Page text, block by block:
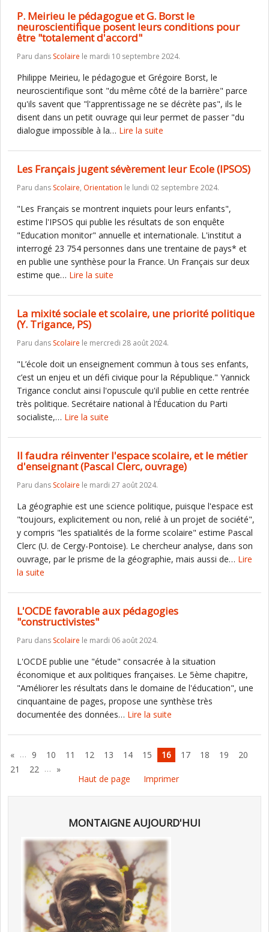
P. Meirieu le pédagogue et G. Borst le
neuroscientifique posent leurs conditions pour
être "totalement d'accord"
Paru dans Scolaire le mardi 10 septembre 2024.
Philippe Meirieu, le pédagogue et Grégoire Borst, le
neuroscientifique sont "du même côté de la barrière" parce
qu'ils savent que "l'apprentissage ne se décrète pas", ils le
disent dans un petit ouvrage qui leur permet de passer "du
dialogue impossible à la… Lire la suite
Les Français jugent sévèrement leur Ecole (IPSOS)
Paru dans Scolaire, Orientation le lundi 02 septembre 2024.
"Les Français se montrent inquiets pour leurs enfants",
estime l'IPSOS qui publie les résultats de son enquête
"Education monitor" annuelle et internationale. L'institut a
interrogé 23 754 personnes dans une trentaine de pays* et
en publie une synthèse pour la France. Un Français sur deux
estime que… Lire la suite
La mixité sociale et scolaire, une priorité politique
(Y. Trigance, PS)
Paru dans Scolaire le mercredi 28 août 2024.
"L’école doit un enseignement commun à tous ses enfants,
c’est un enjeu et un défi civique pour la République." Yannick
Trigance conclut ainsi l'opuscule qu'il publie en cette rentrée
très politique. Secrétaire national à l’Éducation du Parti
socialiste,… Lire la suite
Il faudra réinventer l'espace scolaire, et le métier
d'enseignant (Pascal Clerc, ouvrage)
Paru dans Scolaire le mardi 27 août 2024.
La géographie est une science politique, puisque l'espace est
"toujours, explicitement ou non, relié à un projet de société",
y compris "les spatialités de la forme scolaire" estime Pascal
Clerc (U. de Cergy-Pontoise). Le chercheur analyse, dans son
ouvrage, par le prisme de la géographie, mais aussi de… Lire
la suite
L'OCDE favorable aux pédagogies
"constructivistes"
Paru dans Scolaire le mardi 06 août 2024.
L'OCDE publie une "étude" consacrée à la situation
économique et aux politiques françaises. Le 5ème chapitre,
"Améliorer les résultats dans le domaine de l'éducation", une
cinquantaine de pages, propose une synthèse très
documentée des données… Lire la suite
« … 9 10 11 12 13 14 15 16 17 18 19
20
21
22 … »
Haut de page
Imprimer
MONTAIGNE AUJOURD'HUI